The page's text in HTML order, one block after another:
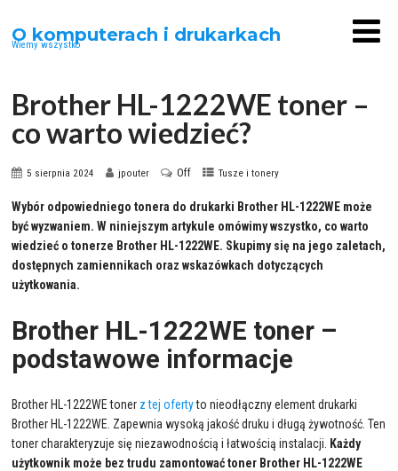
O komputerach i drukarkach
Wiemy wszystko
Brother HL-1222WE toner –
co warto wiedzieć?
5 sierpnia 2024 jpouter Off Tusze i tonery
Wybór odpowiedniego tonera do drukarki Brother HL-1222WE może
być wyzwaniem. W niniejszym artykule omówimy wszystko, co warto
wiedzieć o tonerze Brother HL-1222WE. Skupimy się na jego zaletach,
dostępnych zamiennikach oraz wskazówkach dotyczących
użytkowania.
Brother HL-1222WE toner –
podstawowe informacje
Brother HL-1222WE toner z tej ofertyto nieodłączny element drukarki
Brother HL-1222WE. Zapewnia wysoką jakość druku i długą żywotność. Ten
toner charakteryzuje się niezawodnością i łatwością instalacji. Każdy
użytkownik może bez trudu zamontować toner Brother HL-1222WE